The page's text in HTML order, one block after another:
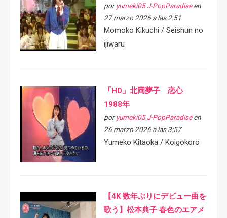
por yumeki05 J-PopParadiseen
27 marzo 2026 a las 2:51
Momoko Kikuchi / Seishun no
ijiwaru
「HD」北岡夢子 恋心
1988年
por yumeki05 J-PopParadiseen
26 marzo 2026 a las 3:57
Yumeko Kitaoka / Koigokoro
【4K 数年ぶりにデビュー曲を
歌う】松本典子 春色のエアメ